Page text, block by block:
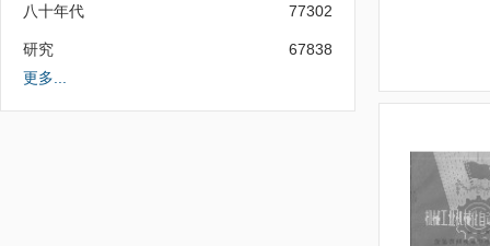
八十年代 77302
研究
67838
更多...